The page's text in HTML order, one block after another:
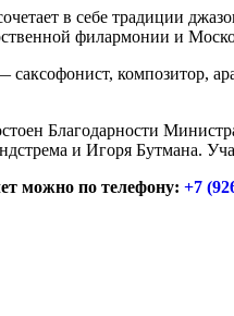
в себе традиции
филармонии и
композитор,
Благодарности
и Игоря Бутмана.
можно по телефону: +7